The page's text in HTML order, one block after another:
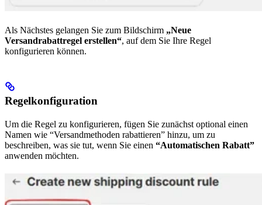
Als Nächstes gelangen Sie zum Bildschirm „Neue
Versandrabattregel erstellen“, auf dem Sie Ihre Regel
konfigurieren können.
Regelkonfiguration
Um die Regel zu konfigurieren, fügen Sie zunächst optional einen
Namen wie “Versandmethoden rabattieren” hinzu, um zu
beschreiben, was sie tut, wenn Sie einen “Automatischen Rabatt”
anwenden möchten.